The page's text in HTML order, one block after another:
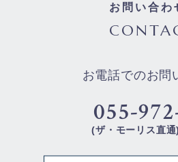
お問い合わ
お電話でのお問
055-
(ザ・モーリス直通)